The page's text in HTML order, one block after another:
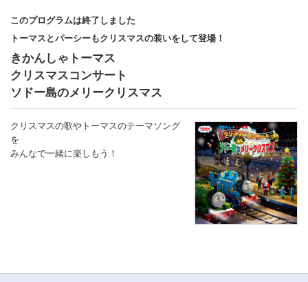
このプログラムは終了しました
トーマスとパーシーもクリスマスの装いをして登場！
きかんしゃトーマス
クリスマスコンサート
ソドー島のメリークリスマス
クリスマスの歌やトーマスのテーマソング
を
みんなで一緒に楽しもう！